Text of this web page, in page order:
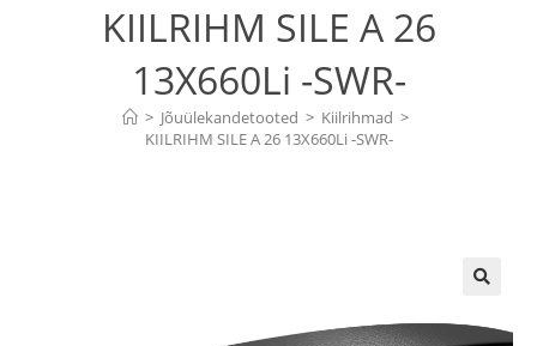
KIILRIHM SILE A 26
13X660Li -SWR-
> Jõuülekandetooted > Kiilrihmad >
KIILRIHM SILE A 26 13X660Li -SWR-